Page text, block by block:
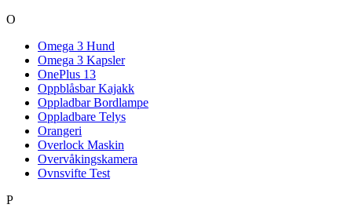
O
Omega 3 Hund
Omega 3 Kapsler
OnePlus 13
Oppblåsbar Kajakk
Oppladbar Bordlampe
Oppladbare Telys
Orangeri
Overlock Maskin
Overvåkingskamera
Ovnsvifte Test
P